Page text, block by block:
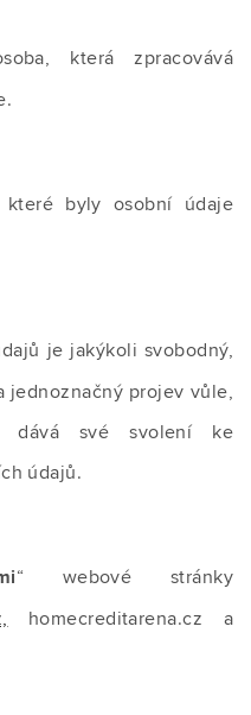
která zpracovává
které byly osobní údaje
je jakýkoli svobodný,
jednoznačný projev vůle,
dává své svolení ke
údajů.
“ webové stránky
homecreditarena.cz a